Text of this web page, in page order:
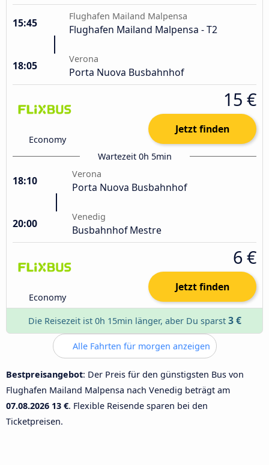
15:45
Flughafen Mailand Malpensa
Flughafen Mailand Malpensa - T2
18:05
Verona
Porta Nuova Busbahnhof
Economy
15 €
Jetzt finden
Wartezeit 0h 5min
18:10
Verona
Porta Nuova Busbahnhof
20:00
Venedig
Busbahnhof Mestre
Economy
6 €
Jetzt finden
Die Reisezeit ist 0h 15min länger, aber Du sparst 3 €
Alle Fahrten für morgen anzeigen
Bestpreisangebot: Der Preis für den günstigsten Bus von
Flughafen Mailand Malpensa nach Venedig beträgt am
07.08.2026 13 €. Flexible Reisende sparen bei den
Ticketpreisen.